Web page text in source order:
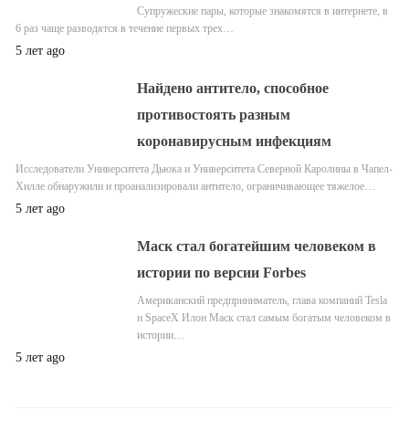
Супружеские пары, которые знакомятся в интернете, в
6 раз чаще разводятся в течение первых трех…
5 лет ago
Найдено антитело, способное
противостоять разным
коронавирусным инфекциям
Исследователи Университета Дьюка и Университета Северной Каролины в Чапел-
Хилле обнаружили и проанализировали антитело, ограничивающее тяжелое…
5 лет ago
Маск стал богатейшим человеком в
истории по версии Forbes
Американский предприниматель, глава компаний Tesla
и SpaceX Илон Маск стал самым богатым человеком в
истории…
5 лет ago